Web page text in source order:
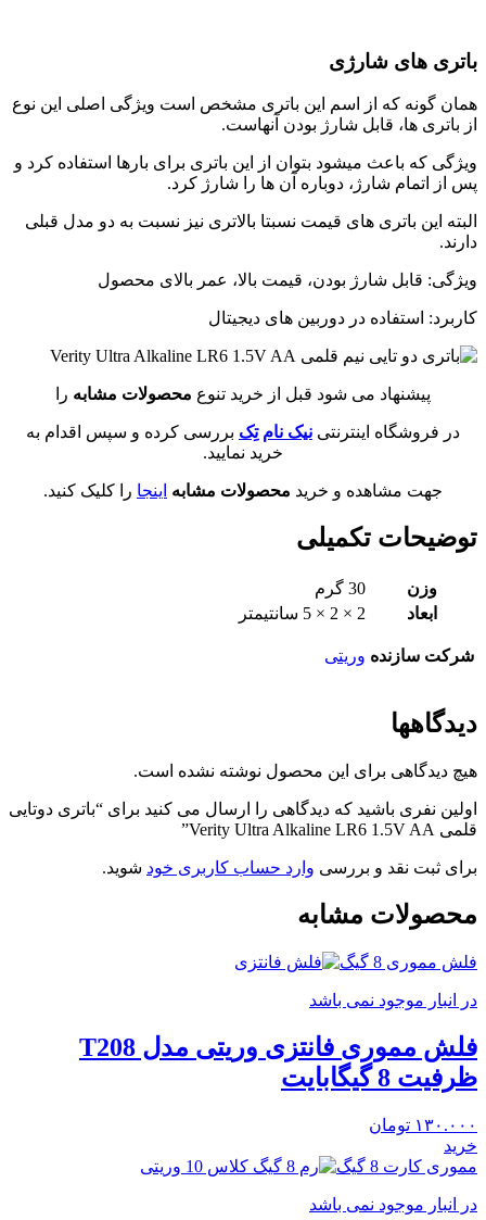
باتری های شارژی
همان گونه که از اسم این باتری مشخص است ویژگی اصلی این نوع
از باتری ها، قابل شارژ بودن آنهاست.
ویژگی که باعث میشود بتوان از این باتری برای بارها استفاده کرد و
پس از اتمام شارژ، دوباره آن ها را شارژ کرد.
البته این باتری های قیمت نسبتا بالاتری نیز نسبت به دو مدل قبلی
دارند.
ویژگی: قابل شارژ بودن، قیمت بالا، عمر بالای محصول
کاربرد: استفاده در دوربین های دیجیتال
پیشنهاد می شود قبل از خرید تنوع محصولات مشابه را
در فروشگاه اینترنتی نیک نام تِک بررسی کرده و سپس اقدام به
خرید نمایید.
جهت مشاهده و خرید محصولات مشابه اینجا را کلیک کنید.
توضیحات تکمیلی
وزن
30 گرم
ابعاد
2 × 2 × 5 سانتیمتر
شرکت سازنده وریتی
دیدگاهها
هیچ دیدگاهی برای این محصول نوشته نشده است.
اولین نفری باشید که دیدگاهی را ارسال می کنید برای “باتری دوتایی
قلمی Verity Ultra Alkaline LR6 1.5V AA”
برای ثبت نقد و بررسی وارد حساب کاربری خود شوید.
محصولات مشابه
فلش مموری 8 گیگ
در انبار موجود نمی باشد
فلش مموری فانتزی وریتی مدل T208
ظرفیت 8 گیگابایت
۱۳۰.۰۰۰ تومان
خرید
مموری کارت 8 گیگ
در انبار موجود نمی باشد